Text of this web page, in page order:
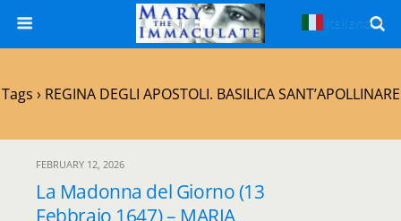
Tags › REGINA DEGLI APOSTOLI. BASILICA SANT’APOLLINARE
FEBRUARY 12, 2026
La Madonna del Giorno (13
Febbraio 1647) – MARIA,
Italiano ▼